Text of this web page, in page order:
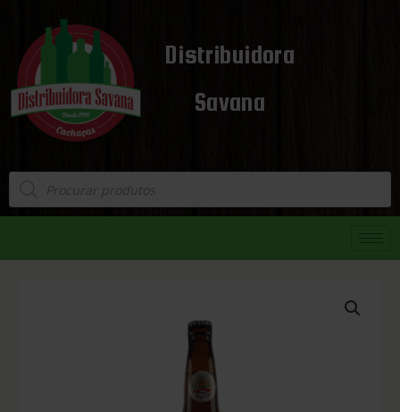
Distribuidora
Savana